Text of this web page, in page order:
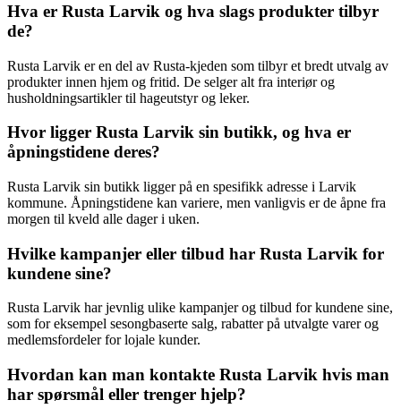
Hva er Rusta Larvik og hva slags produkter tilbyr
de?
Rusta Larvik er en del av Rusta-kjeden som tilbyr et bredt utvalg av
produkter innen hjem og fritid. De selger alt fra interiør og
husholdningsartikler til hageutstyr og leker.
Hvor ligger Rusta Larvik sin butikk, og hva er
åpningstidene deres?
Rusta Larvik sin butikk ligger på en spesifikk adresse i Larvik
kommune. Åpningstidene kan variere, men vanligvis er de åpne fra
morgen til kveld alle dager i uken.
Hvilke kampanjer eller tilbud har Rusta Larvik for
kundene sine?
Rusta Larvik har jevnlig ulike kampanjer og tilbud for kundene sine,
som for eksempel sesongbaserte salg, rabatter på utvalgte varer og
medlemsfordeler for lojale kunder.
Hvordan kan man kontakte Rusta Larvik hvis man
har spørsmål eller trenger hjelp?